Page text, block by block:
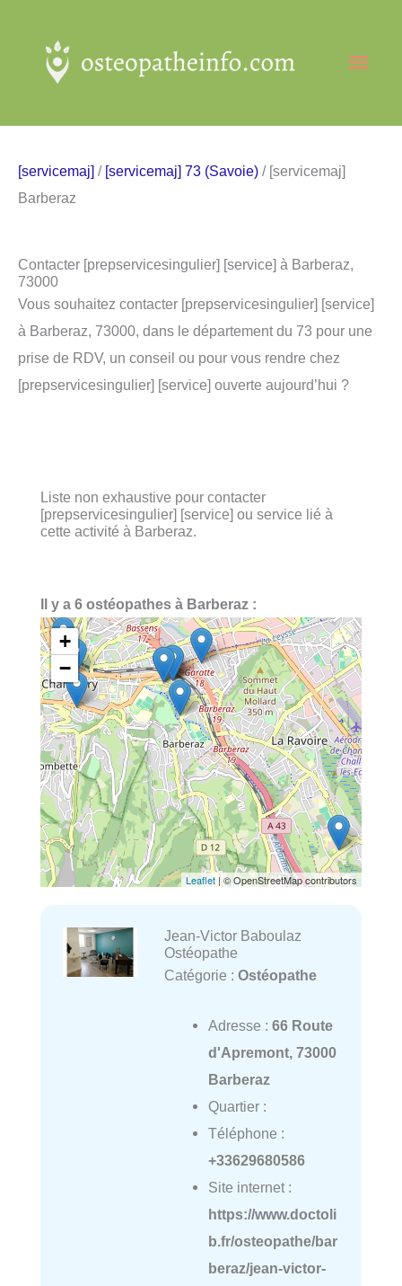
contenu
[servicemaj] / [servicemaj] 73 (Savoie) / [servicemaj]
Barberaz
Contacter [prepservicesingulier] [service] à Barberaz,
73000
Vous souhaitez contacter [prepservicesingulier] [service]
à Barberaz, 73000, dans le département du 73 pour une
prise de RDV, un conseil ou pour vous rendre chez
[prepservicesingulier] [service] ouverte aujourd’hui ?
Liste non exhaustive pour contacter
[prepservicesingulier] [service] ou service lié à
cette activité à Barberaz.
Il y a 6 ostéopathes à Barberaz :
+
−
Leaflet| © OpenStreetMap contributors
Jean-Victor Baboulaz
Ostéopathe
Catégorie : Ostéopathe
Adresse : 66 Route
d'Apremont, 73000
Barberaz
Quartier :
Téléphone :
+33629680586
Site internet :
https://www.doctoli
b.fr/osteopathe/bar
beraz/jean-victor-